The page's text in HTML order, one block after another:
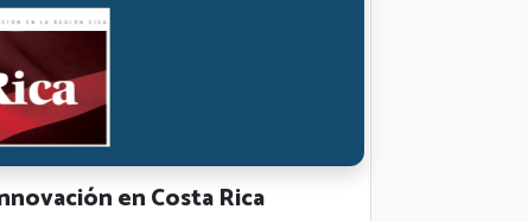
en Costa Rica